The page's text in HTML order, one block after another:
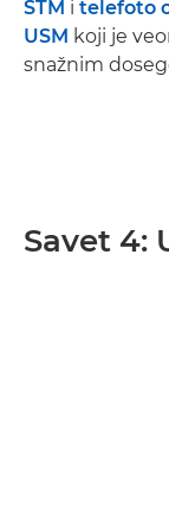
STM i telefoto
USM koji je
snažnim
Savet 4: